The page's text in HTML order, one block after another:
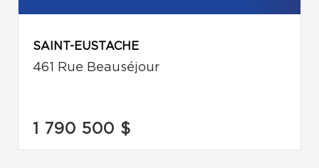
SAINT-EUSTACHE
461 Rue Beauséjour
1 790 500 $